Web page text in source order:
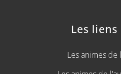
Les
Les animes de